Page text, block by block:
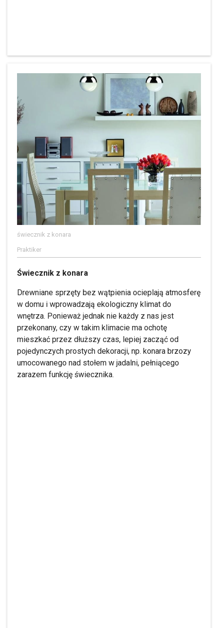
świecznik z konara
Praktiker
Świecznik z konara
Drewniane sprzęty bez wątpienia ocieplają atmosferę
w domu i wprowadzają ekologiczny klimat do
wnętrza. Ponieważ jednak nie każdy z nas jest
przekonany, czy w takim klimacie ma ochotę
mieszkać przez dłuższy czas, lepiej zacząć od
pojedynczych prostych dekoracji, np. konara brzozy
umocowanego nad stołem w jadalni, pełniącego
zarazem funkcję świecznika.